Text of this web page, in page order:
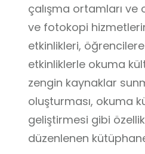
çalışma ortamları
ve fotokopi
etkinlikleri,
etkinliklerle okuma
zengin kaynaklar
oluşturması, okuma
geliştirmesi gibi
düzenlenen